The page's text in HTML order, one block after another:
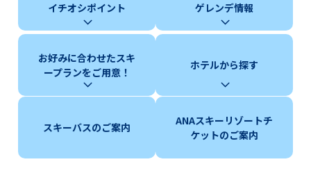
イチオシポイント ゲレンデ情報
お好みに合わせたスキ
ープランをご用意！
ホテルから探す
スキーバスのご案内
ANAスキーリゾートチ
ケットのご案内